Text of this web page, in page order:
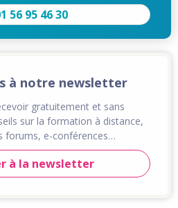
56 95 46 30
à notre newsletter
gratuitement et sans
sur la formation à distance,
forums, e-conférences…
à la newsletter